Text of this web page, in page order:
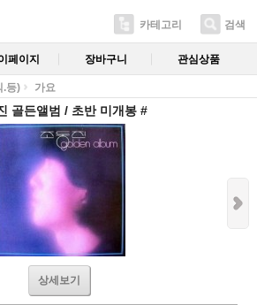
카테고리 검색
페이지 장바구니 관심상품
.등) 가요
골든앨범 / 초반 미개봉 #
상세보기